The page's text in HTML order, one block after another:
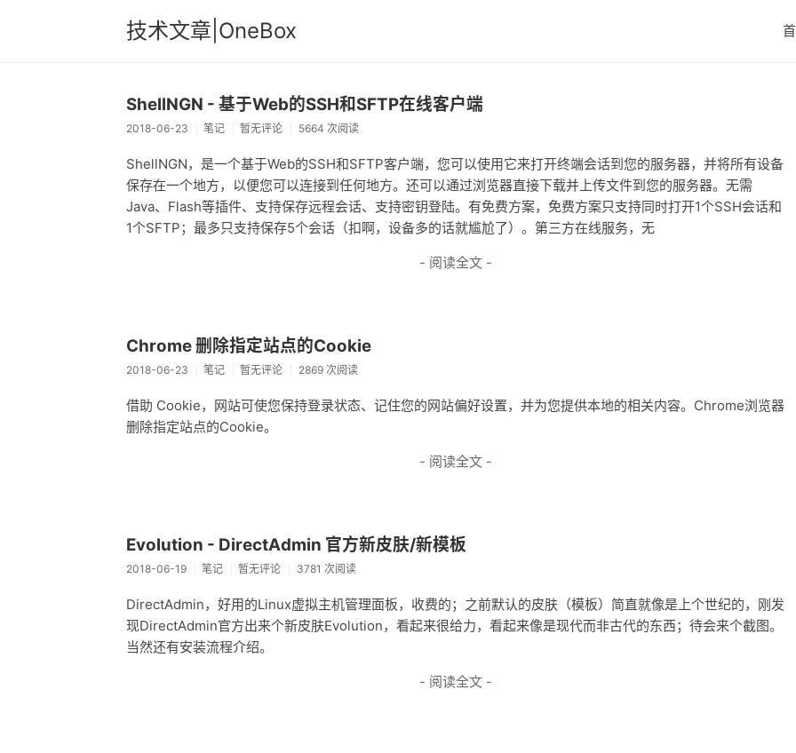
技术文章|OneBox
ShellNGN - 基于Web的SSH和SFTP在线客户端
2018-06-23 笔记 暂无评论 5664 次阅读
ShellNGN，是一个基于Web的SSH和SFTP客户端，您可以使用它来打开终端会话到您的服务器，并将所有设备
保存在一个地方，以便您可以连接到任何地方。还可以通过浏览器直接下载并上传文件到您的服务器。无需
Java、Flash等插件、支持保存远程会话、支持密钥登陆。有免费方案，免费方案只支持同时打开1个SSH会话和
1个SFTP；最多只支持保存5个会话（扣啊，设备多的话就尴尬了）。第三方在线服务，无
- 阅读全文 -
Chrome 删除指定站点的Cookie
2018-06-23 笔记 暂无评论 2869 次阅读
借助 Cookie，网站可使您保持登录状态、记住您的网站偏好设置，并为您提供本地的相关内容。Chrome浏览器
删除指定站点的Cookie。
- 阅读全文 -
Evolution - DirectAdmin 官方新皮肤/新模板
2018-06-19 笔记 暂无评论 3781 次阅读
DirectAdmin，好用的Linux虚拟主机管理面板，收费的；之前默认的皮肤（模板）简直就像是上个世纪的，刚发
现DirectAdmin官方出来个新皮肤Evolution，看起来很给力，看起来像是现代而非古代的东西；待会来个截图。
当然还有安装流程介绍。
- 阅读全文 -